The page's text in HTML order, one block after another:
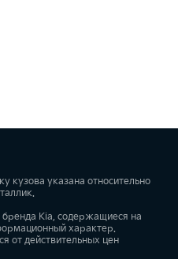
кузова указана относительно
Kia, содержащиеся на
характер.
от действительных цен